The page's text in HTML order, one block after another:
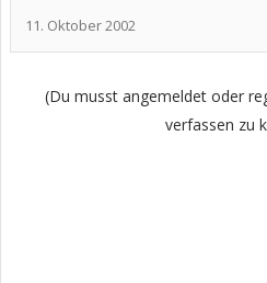
11. Oktober 2002
(Du musst angemeldet oder
verfassen zu